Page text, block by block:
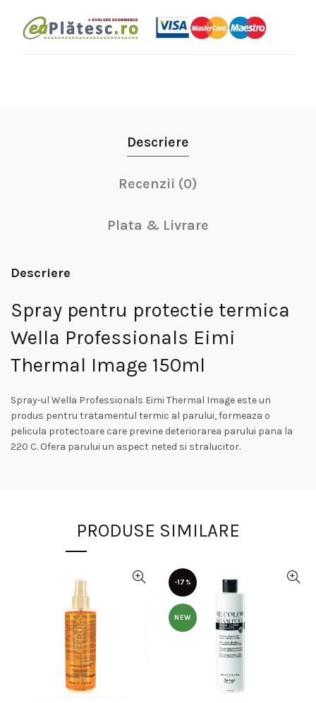
60,00 lei.
Descriere
Recenzii (0)
Plata & Livrare
Descriere
Spray pentru protectie termica
Wella Professionals Eimi
Thermal Image 150ml
Spray-ul Wella Professionals Eimi Thermal Image este un
produs pentru tratamentul termic al parului, formeaza o
pelicula protectoare care previne deteriorarea parului pana la
220 C. Ofera parului un aspect neted si stralucitor.
PRODUSE SIMILARE
-17%
NEW